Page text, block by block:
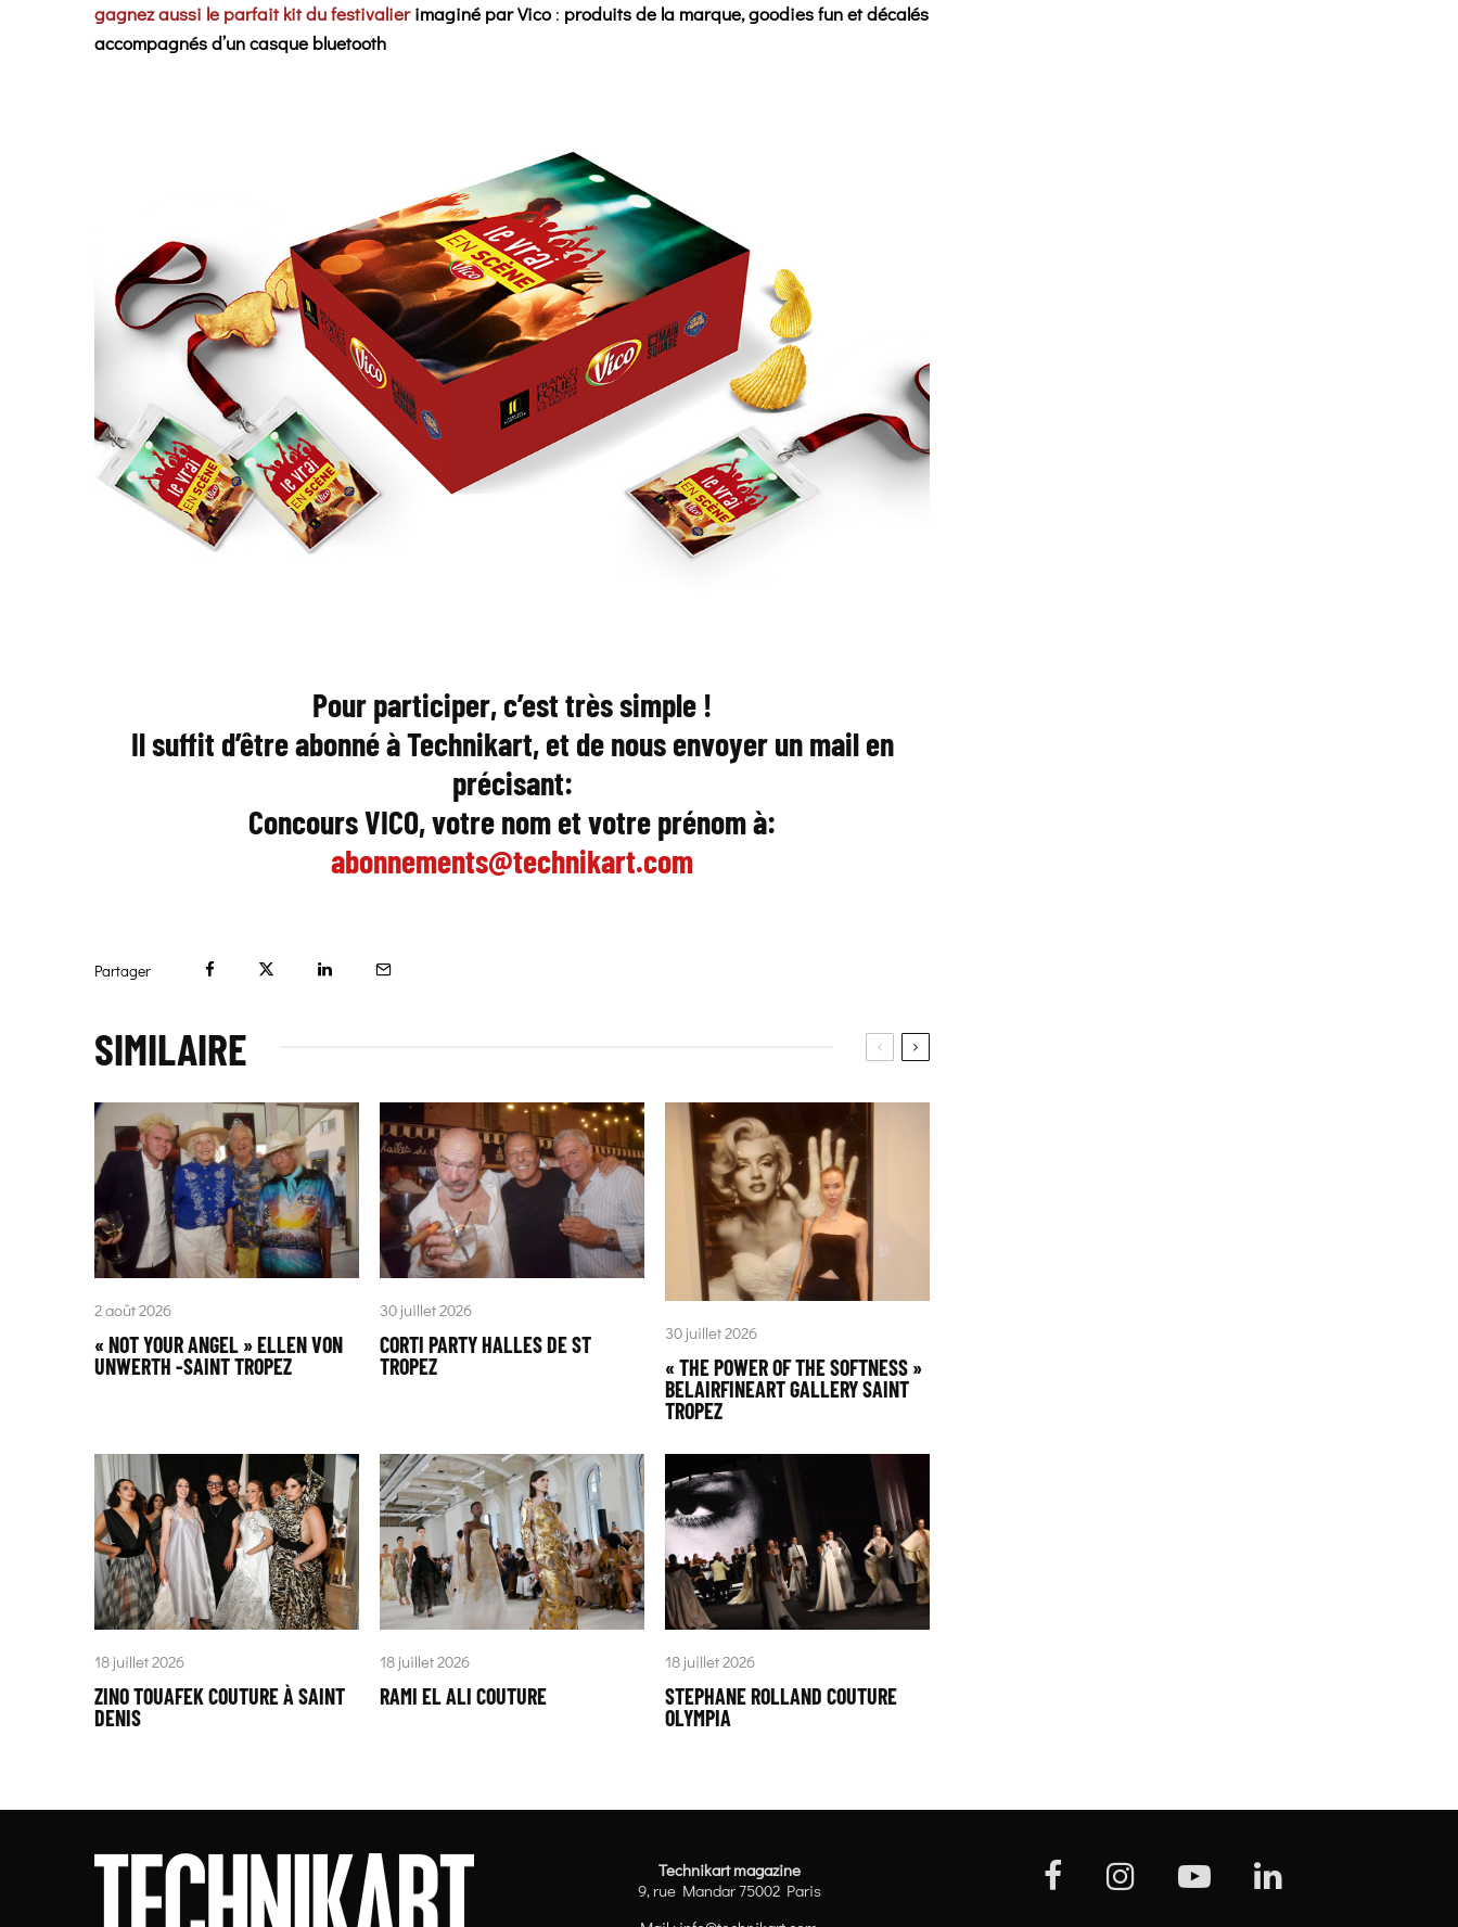
gagnez aussi le parfait kit du festivalierimaginé par Vico: produits de la marque, goodies fun et décalés
accompagnés d’un casque bluetooth
Pour participer, c’est très simple !
Il suffit d’être abonné à Technikart, et de nous envoyer un mail en
précisant:
Concours VICO, votre nom et votre prénom à:
abonnements@technikart.com
Partager
SIMILAIRE
2 août 2026
« NOT YOUR ANGEL » ELLEN VON
UNWERTH -SAINT TROPEZ
30 juillet 2026
CORTI PARTY HALLES DE ST
TROPEZ
30 juillet 2026
« THE POWER OF THE SOFTNESS »
BELAIRFINEART GALLERY SAINT
TROPEZ
18 juillet 2026
ZINO TOUAFEK COUTURE À SAINT
DENIS
18 juillet 2026
RAMI EL ALI COUTURE
18 juillet 2026
STEPHANE ROLLAND COUTURE
OLYMPIA
Technikart magazine
9, rue Mandar 75002 Paris